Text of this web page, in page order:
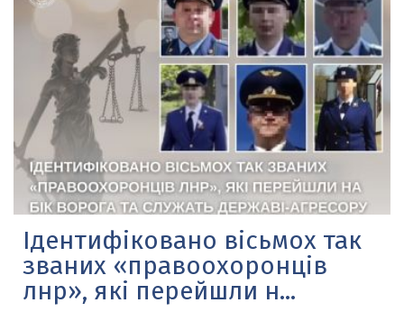
Ідентифіковано вісьмох так
званих «правоохоронців
лнр», які перейшли н...